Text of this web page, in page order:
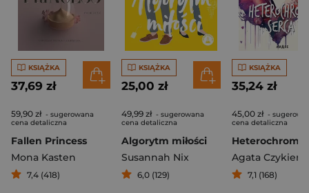
KSIĄŻKA
37,69 zł
59,90 zł - sugerowana
cena detaliczna
Fallen Princess
Mona Kasten
7,4 (418)
KSIĄŻKA
25,00 zł
49,99 zł - sugerowana
cena detaliczna
Algorytm miłości
Susannah Nix
6,0 (129)
KSIĄŻKA
35,24 zł
45,00 zł -
cena detaliczna
7,1 (168)